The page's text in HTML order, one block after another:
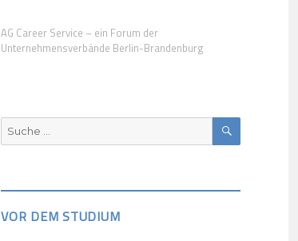
AG Career Service – ein Forum der
Unternehmensverbände Berlin-Brandenburg
Suche
nach:
SUCHEN
VOR DEM STUDIUM